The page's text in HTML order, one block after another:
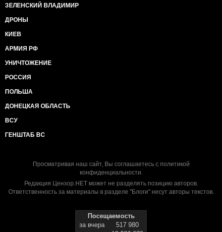
ЗЕЛЕНСКИЙ ВЛАДИМИР
ДРОНЫ
КИЕВ
АРМИЯ РФ
УНИЧТОЖЕНИЕ
РОССИЯ
ПОЛЬША
ДОНЕЦКАЯ ОБЛАСТЬ
ВСУ
ГЕНШТАБ ВС
Просматривая наш сайт, Вы соглашаетесь с политикой
конфиденциальности.
Редакция Цензор.НЕТ может не разделять позицию авторов.
Ответственность за материалы в разделе "Блоги" несут авторы текстов.
Посещаемость
за вчера
517 980